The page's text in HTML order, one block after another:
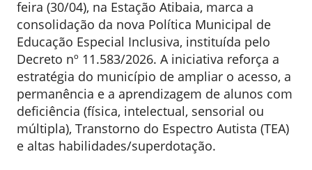
feira (30/04), na Estação Atibaia, marca a
consolidação da nova Política Municipal de
Educação Especial Inclusiva, instituída pelo
Decreto nº 11.583/2026. A iniciativa reforça a
estratégia do município de ampliar o acesso, a
permanência e a aprendizagem de alunos com
deficiência (física, intelectual, sensorial ou
múltipla), Transtorno do Espectro Autista (TEA)
e altas habilidades/superdotação.